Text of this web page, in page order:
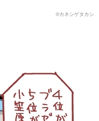
©カネシゲタカシ